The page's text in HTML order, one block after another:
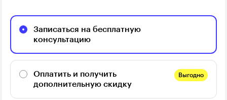
Записаться на бесплатную
консультацию
Оплатить и получить
дополнительную скидку
Выгодно